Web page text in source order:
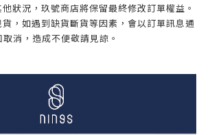
狀況，玖號商店將保留最終修改訂單權益。
，如遇到缺貨斷貨等因素，會以訂單訊息通
取消，造成不便敬請見諒。